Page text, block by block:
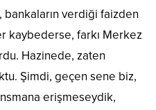
verdiği faizden
kaybederse, farkı Merkez
Hazinede, zaten
Şimdi, geçen sene biz,
erişmeseydik,